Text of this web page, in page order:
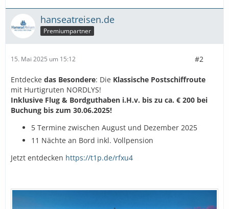
hanseatreisen.de
Premiumpartner
15. Mai 2025 um 15:12 #2
Entdecke das Besondere: Die Klassische Postschiffroute
mit Hurtigruten NORDLYS!
Inklusive Flug & Bordguthaben i.H.v. bis zu ca. € 200 bei
Buchung bis zum 30.06.2025!
5 Termine zwischen August und Dezember 2025
11 Nächte an Bord inkl. Vollpension
Jetzt entdecken https://t1p.de/rfxu4